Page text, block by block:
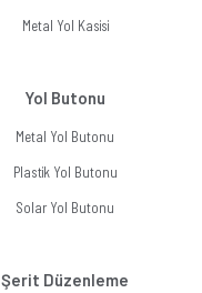
Metal Yol Kasisi
Yol Butonu
Metal Yol Butonu
Plastik Yol Butonu
Solar Yol Butonu
Şerit Düzenleme